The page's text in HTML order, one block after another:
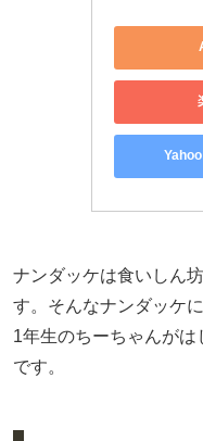
ナンダッケは食いしん
す。そんなナンダッケ
1年生のちーちゃんが
です。